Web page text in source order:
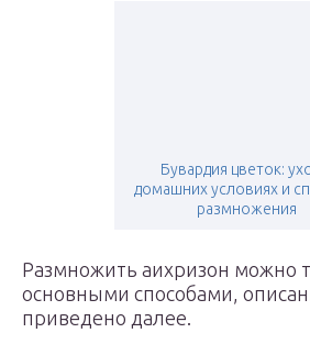
Бувардия цветок:
домашних условиях и
размножения
Размножить аихризон можно
основными способами,
приведено далее.